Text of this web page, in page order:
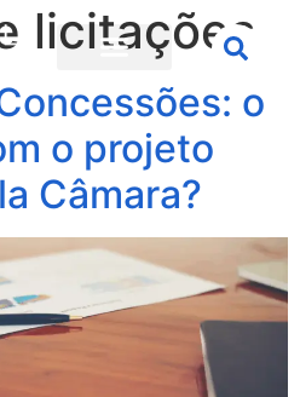
licitações
o
o projeto
Câmara?